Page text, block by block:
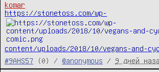
komar
https://stonetoss.com/wp-
content/uploads/2018/10/vegans-and-
#9AHS57
(0) / @anonymous / 9 дней